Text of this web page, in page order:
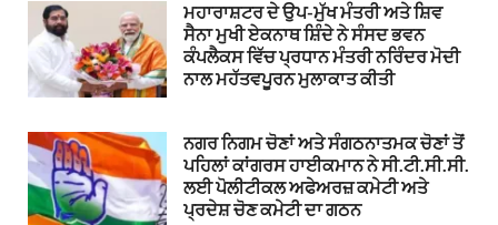
ਮਹਾਰਾਸ਼ਟਰ ਦੇ ਉਪ-ਮੁੱਖ ਮੰਤਰੀ ਅਤੇ ਸ਼ਿਵ
ਸੈਨਾ ਮੁਖੀ ਏਕਨਾਥ ਸ਼ਿੰਦੇ ਨੇ ਸੰਸਦ ਭਵਨ
ਕੰਪਲੈਕਸ ਵਿੱਚ ਪ੍ਰਧਾਨ ਮੰਤਰੀ ਨਰਿੰਦਰ ਮੋਦੀ
ਨਾਲ ਮਹੱਤਵਪੂਰਨ ਮੁਲਾਕਾਤ ਕੀਤੀ
ਨਗਰ ਨਿਗਮ ਚੋਣਾਂ ਅਤੇ ਸੰਗਠਨਾਤਮਕ ਚੋਣਾਂ ਤੋਂ
ਪਹਿਲਾਂ ਕਾਂਗਰਸ ਹਾਈਕਮਾਨ ਨੇ ਸੀ.ਟੀ.ਸੀ.ਸੀ.
ਲਈ ਪੋਲੀਟੀਕਲ ਅਫੇਅਰਜ਼ ਕਮੇਟੀ ਅਤੇ
ਪ੍ਰਦੇਸ਼ ਚੋਣ ਕਮੇਟੀ ਦਾ ਗਠਨ